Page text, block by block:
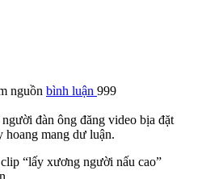
nguồn bình luận 999
đàn ông đăng video bịa đặt
hoang mang dư luận.